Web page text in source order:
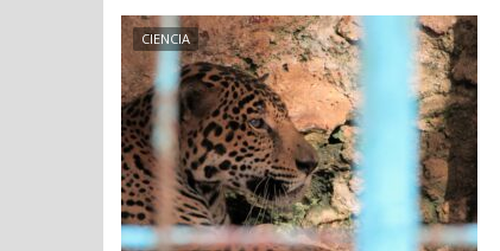
CIENCIA